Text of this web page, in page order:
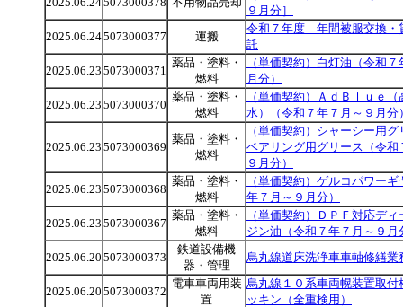
９月分］
2025.06.245073000377 運搬
令和７年度 年間被服交換・
託
2025.06.23 5073000371
薬品・塗料・
燃料
（単価契約）白灯油（令和
月分）
2025.06.23 5073000370
薬品・塗料・
燃料
（単価契約）ＡｄＢｌｕｅ
水）（令和７年７月～９月分
2025.06.23 5073000369
薬品・塗料・
燃料
（単価契約）シャーシー用
ベアリング用グリース（令和
９月分）
2025.06.23 5073000368
薬品・塗料・
燃料
（単価契約）ゲルコパワー
年７月～９月分）
2025.06.23 5073000367
薬品・塗料・
燃料
（単価契約）ＤＰＦ対応デ
ジン油（令和７年７月～９月
2025.06.20 5073000373
鉄道設備機
器・管理
烏丸線道床洗浄車車軸修繕業
2025.06.20 5073000372
電車車両用装
置
烏丸線１０系車両幌装置取付
ッキン（全重検用）